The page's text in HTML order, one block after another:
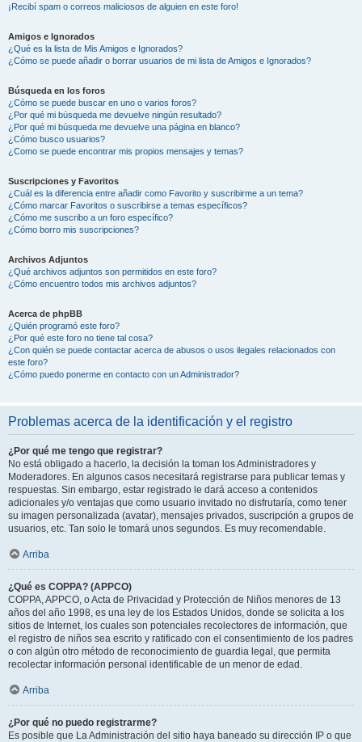
¡Recibí spam o correos maliciosos de alguien en este foro!
Amigos e Ignorados
¿Qué es la lista de Mis Amigos e Ignorados?
¿Cómo se puede añadir o borrar usuarios de mi lista de Amigos e Ignorados?
Búsqueda en los foros
¿Cómo se puede buscar en uno o varios foros?
¿Por qué mi búsqueda me devuelve ningún resultado?
¿Por qué mi búsqueda me devuelve una página en blanco?
¿Cómo busco usuarios?
¿Como se puede encontrar mis propios mensajes y temas?
Suscripciones y Favoritos
¿Cuál es la diferencia entre añadir como Favorito y suscribirme a un tema?
¿Cómo marcar Favoritos o suscribirse a temas específicos?
¿Cómo me suscribo a un foro específico?
¿Cómo borro mis suscripciones?
Archivos Adjuntos
¿Qué archivos adjuntos son permitidos en este foro?
¿Cómo encuentro todos mis archivos adjuntos?
Acerca de phpBB
¿Quién programó este foro?
¿Por qué este foro no tiene tal cosa?
¿Con quién se puede contactar acerca de abusos o usos ilegales relacionados con
este foro?
¿Cómo puedo ponerme en contacto con un Administrador?
Problemas acerca de la identificación y el registro
¿Por qué me tengo que registrar?
No está obligado a hacerlo, la decisión la toman los Administradores y
Moderadores. En algunos casos necesitará registrarse para publicar temas y
respuestas. Sin embargo, estar registrado le dará acceso a contenidos
adicionales y/o ventajas que como usuario invitado no disfrutaría, como tener
su imagen personalizada (avatar), mensajes privados, suscripción a grupos de
usuarios, etc. Tan solo le tomará unos segundos. Es muy recomendable.
Arriba
¿Qué es COPPA? (APPCO)
COPPA, APPCO, o Acta de Privacidad y Protección de Niños menores de 13
años del año 1998, es una ley de los Estados Unidos, donde se solicita a los
sitios de Internet, los cuales son potenciales recolectores de información, que
el registro de niños sea escrito y ratificado con el consentimiento de los padres
o con algún otro método de reconocimiento de guardia legal, que permita
recolectar información personal identificable de un menor de edad.
Arriba
¿Por qué no puedo registrarme?
Es posible que La Administración del sitio haya baneado su dirección IP o que